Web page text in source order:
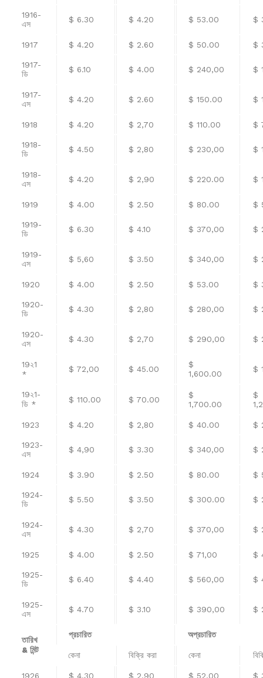
1916-
এস
$ 6.30 $ 4.20 $ 53.00 $
1917 $ 4.20 $ 2.60 $ 50.00 $
1917-
ডি
$ 6.10 $ 4.00 $ 240,00 $
1917-
এস
$ 4.20 $ 2.60 $ 150.00 $
1918 $ 4.20 $ 2,70 $ 110.00 $
1918-
ডি
$ 4.50 $ 2,80 $ 230,00 $
1918-
এস
$ 4.20 $ 2,90 $ 220.00 $
1919 $ 4.00 $ 2.50 $ 80.00 $
1919-
ডি
$ 6.30 $ 4.10 $ 370,00 $
1919-
এস
$ 5,60 $ 3.50 $ 340,00 $
1920 $ 4.00 $ 2.50 $ 53.00 $
1920-
ডি
$ 4.30 $ 2,80 $ 280,00 $
1920-
এস
$ 4.30 $ 2,70 $ 290,00 $
19২1
*
$ 72,00 $ 45.00
$
1,600.00
$
19২1-
ডি *
$ 110.00 $ 70.00
$
1,700.00
$
1923 $ 4.20 $ 2,80 $ 40.00 $
1923-
এস
$ 4,90 $ 3.30 $ 340,00 $
1924 $ 3.90 $ 2.50 $ 80.00 $
1924-
ডি
$ 5.50 $ 3.50 $ 300.00 $
1924-
এস
$ 4.30 $ 2,70 $ 370,00 $
1925 $ 4.00 $ 2.50 $ 71,00 $
1925-
ডি
$ 6.40 $ 4.40 $ 560,00 $
1925-
এস
$ 4.70 $ 3.10 $ 390,00 $
তারিখ
& মিন্ট
প্রচারিত অপ্রচারিত
কেনা বিক্রি করা কেনা
1926 $ 4.30 $ 2,90 $ 52,00 $